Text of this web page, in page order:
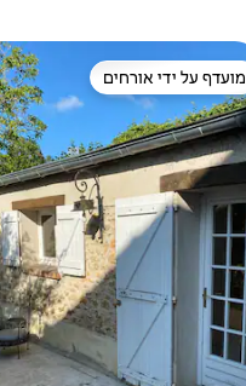
מועדף על ידי אורחים
מועדף על ידי אורחים